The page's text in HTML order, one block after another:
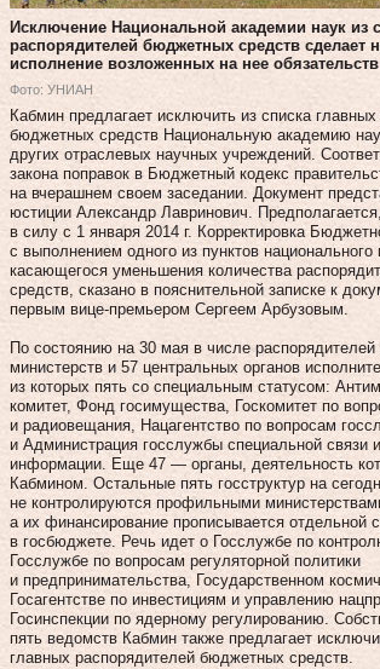
Исключение Национальной академии наук из
распорядителей бюджетных средств сделает
исполнение возложенных на нее обязательств
Фото: УНИАН
Кабмин предлагает исключить из списка
бюджетных средств Национальную академию
других отраслевых научных учреждений.
закона поправок в Бюджетный кодекс
на вчерашнем своем заседании. Документ
юстиции Александр Лавринович.
в силу с 1 января 2014 г. Корректировка
с выполнением одного из пунктов национального
касающегося уменьшения количества
средств, сказано в пояснительной записке к
первым вице-премьером Сергеем Арбузовым.
По состоянию на 30 мая в числе распорядителей
министерств и 57 цент­ральных органов
из которых пять со специальным статусом:
комитет, Фонд госимущества, Госкомитет по
и радиовещания, Нацагентство по вопросам
и Администрация госслужбы специальной связи
информации. Еще 47 — органы, деятельность
Кабмином. Остальные пять госструктур на
не контролируются профильными
а их финансирование прописывается отдельной
в госбюджете. Речь идет о Госслужбе по
Госслужбе по вопросам регуляторной политики
и предпринимательства, Государственном
Госагентстве по инвестициям и управлению
Госинспекции по ядерному регулированию.
пять ведомств Кабмин также предлагает
главных распорядителей бюджетных средств.